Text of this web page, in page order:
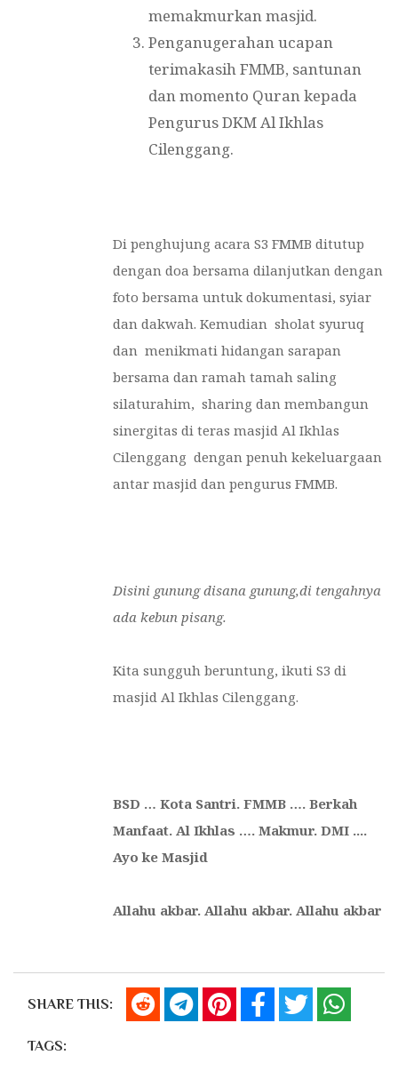
memakmurkan masjid.
Penganugerahan ucapan
terimakasih FMMB, santunan
dan momento Quran kepada
Pengurus DKM Al Ikhlas
Cilenggang.
Di penghujung acara S3 FMMB ditutup
dengan doa bersama dilanjutkan dengan
foto bersama untuk dokumentasi, syiar
dan dakwah. Kemudian sholat syuruq
dan menikmati hidangan sarapan
bersama dan ramah tamah saling
silaturahim, sharing dan membangun
sinergitas di teras masjid Al Ikhlas
Cilenggang dengan penuh kekeluargaan
antar masjid dan pengurus FMMB.
Disini gunung disana gunung,di tengahnya
ada kebun pisang.
Kita sungguh beruntung, ikuti S3 di
masjid Al Ikhlas Cilenggang.
BSD … Kota Santri. FMMB …. Berkah
Manfaat. Al Ikhlas …. Makmur. DMI ....
Ayo ke Masjid
Allahu akbar. Allahu akbar. Allahu akbar
SHARE THIS:
TAGS: